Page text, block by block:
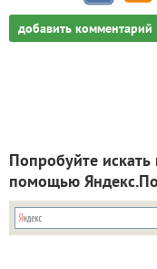
добавить комментарий
Попробуйте
помощью